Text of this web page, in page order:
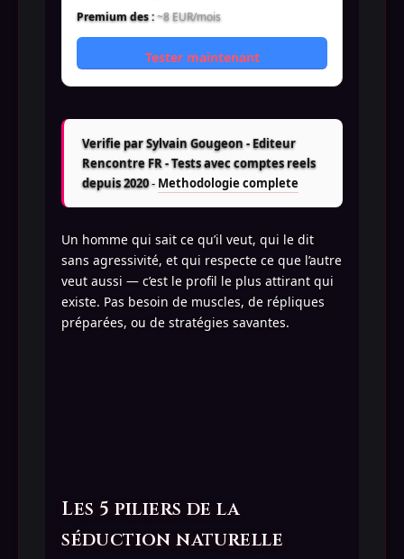
Premium des :~8 EUR/mois
Tester maintenant
Verifie par Sylvain Gougeon - Editeur
Rencontre FR - Tests avec comptes reels
depuis 2020- Methodologie complete
Un homme qui sait ce qu’il veut, qui le dit
sans agressivité, et qui respecte ce que l’autre
veut aussi — c’est le profil le plus attirant qui
existe. Pas besoin de muscles, de répliques
préparées, ou de stratégies savantes.
Les 5 piliers de la
séduction naturelle